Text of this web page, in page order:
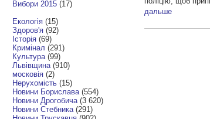
Вибори 2015 (17)
Екологія (15)
Здоров'я (92)
Історія (69)
Кримінал (291)
Культура (99)
Львівщина (910)
московія (2)
Нерухомість (15)
Новини Борислава (554)
Новини Дрогобича (3 620)
Новини Стебника (291)
дальше